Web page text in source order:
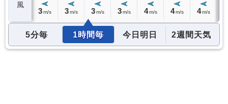
風
3 m/s 3 m/s 3 m/s 3 m/s 4 m/s 4 m/s 4 m/s
5分毎 1時間毎 今日明日 2週間天気